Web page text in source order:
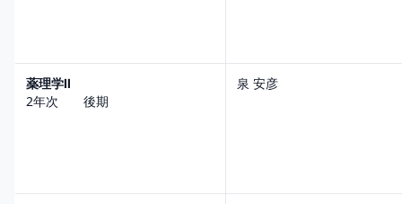
薬理学Ⅱ
2年次 後期
泉 安彦